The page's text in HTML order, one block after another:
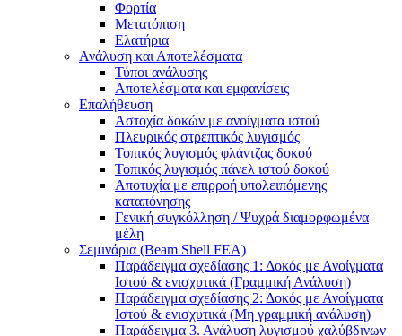
Φορτία
Μετατόπιση
Ελατήρια
Ανάλυση και Αποτελέσματα
Τύποι ανάλυσης
Αποτελέσματα και εμφανίσεις
Επαλήθευση
Αστοχία δοκών με ανοίγματα ιστού
Πλευρικός στρεπτικός λυγισμός
Τοπικός λυγισμός φλάντζας δοκού
Τοπικός λυγισμός πάνελ ιστού δοκού
Αποτυχία με επιρροή υπολειπόμενης
καταπόνησης
Γενική συγκόλληση / Ψυχρά διαμορφωμένα
μέλη
Σεμινάρια (Beam Shell FEA)
Παράδειγμα σχεδίασης 1: Δοκός με Ανοίγματα
Ιστού & ενισχυτικά (Γραμμική Ανάλυση)
Παράδειγμα σχεδίασης 2: Δοκός με Ανοίγματα
Ιστού & ενισχυτικά (Μη γραμμική ανάλυση)
Παράδειγμα 3. Ανάλυση λυγισμού χαλύβδινων